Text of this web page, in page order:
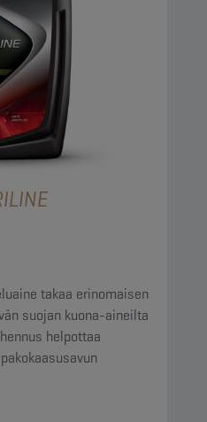
takaa erinomaisen
suojan kuona-aineilta
helpottaa